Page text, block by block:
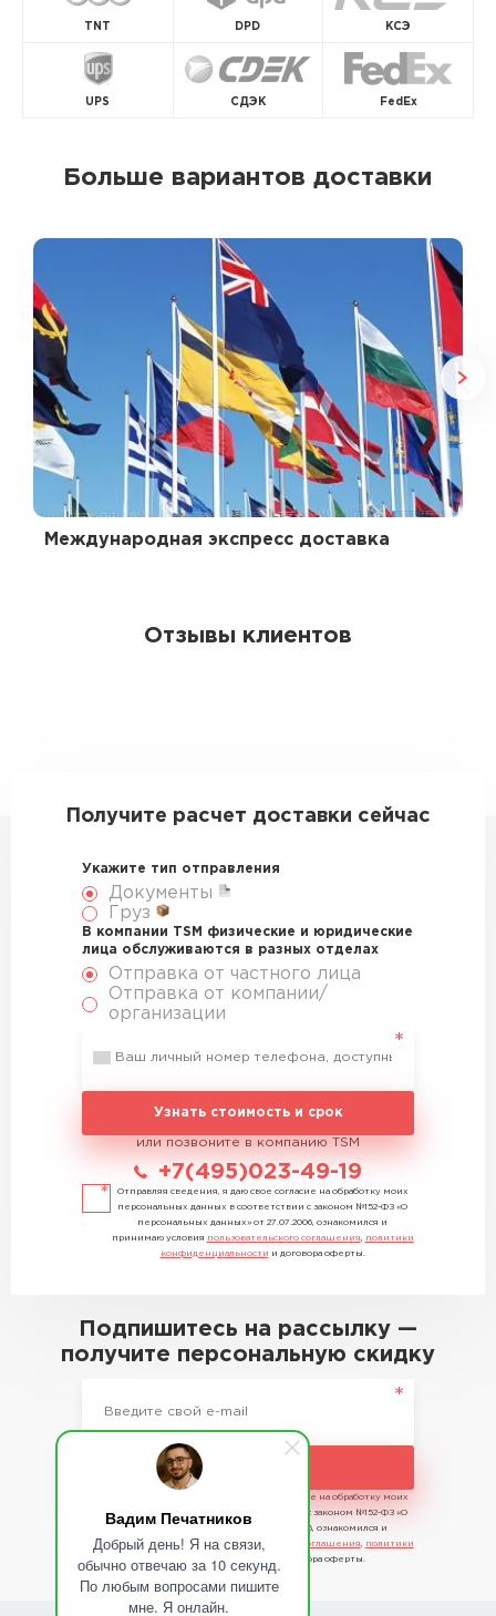
Вадим Печатников
Добрый день! Я на связи,
обычно отвечаю за 10 секунд.
По любым вопросами пишите
мне. Я онлайн.
TNT DPD КСЭ
UPS СДЭК FedEx
Больше вариантов доставки
Международная экспресс доставка
Отзывы клиентов
Получите расчет доставки сейчас
Укажите тип отправления
Документы
Груз
В компании TSM физические и юридические
лица обслуживаются в разных отделах
Отправка от частного лица
Отправка от компании/
организации
Узнать стоимость и срок
или позвоните в компанию TSM
+7(495)023-49-19
Отправляя сведения, я даю свое согласие на обработку моих
персональных данных в соответствии с законом №152-ФЗ «О
персональных данных» от 27.07.2006, ознакомился и
принимаю условия пользовательского соглашения
политики
конфиденциальности и договора оферты.
Подпишитесь на рассылку —
получите персональную скидку
Подписаться
Отправляя сведения, я даю свое согласие на обработку моих
персональных данных в соответствии с законом №152-ФЗ «О
персональных данных» от 27.07.2006, ознакомился и
принимаю условия пользовательского соглашения
политики
и договора оферты.